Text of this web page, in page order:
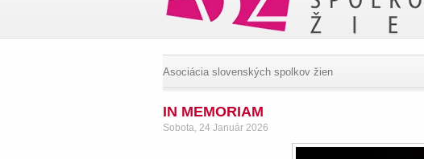
Asociácia slovenských spolkov žien
IN MEMORIAM
Sobota, 24 Január 2026